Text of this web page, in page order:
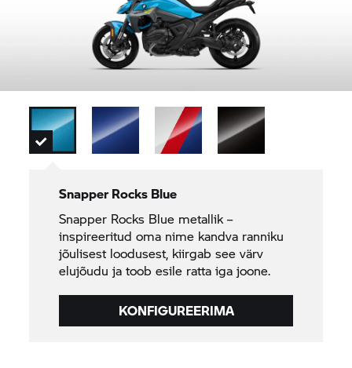
Snapper Rocks Blue
Snapper Rocks Blue metallik –
inspireeritud oma nime kandva ranniku
jõulisest loodusest, kiirgab see värv
elujõudu ja toob esile ratta iga joone.
KONFIGUREERIMA